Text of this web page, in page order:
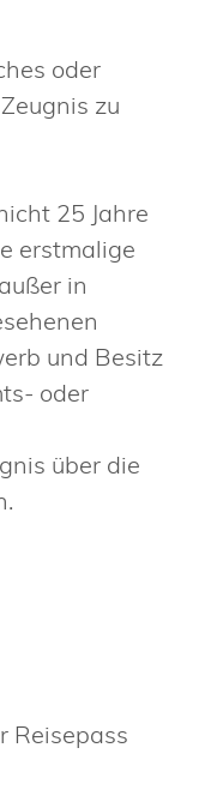
oder
zu
25 Jahre
erstmalige
in
und Besitz
oder
über die
Reisepass